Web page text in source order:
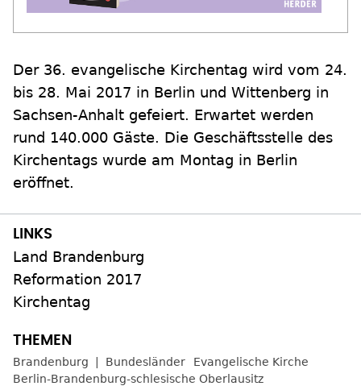
Der 36. evangelische Kirchentag wird vom 24.
bis 28. Mai 2017 in Berlin und Wittenberg in
Sachsen-Anhalt gefeiert. Erwartet werden
rund 140.000 Gäste. Die Geschäftsstelle des
Kirchentags wurde am Montag in Berlin
eröffnet.
Land Brandenburg
Reformation 2017
Kirchentag
Brandenburg Bundesländer
Evangelische Kirche
Berlin-Brandenburg-schlesische Oberlausitz